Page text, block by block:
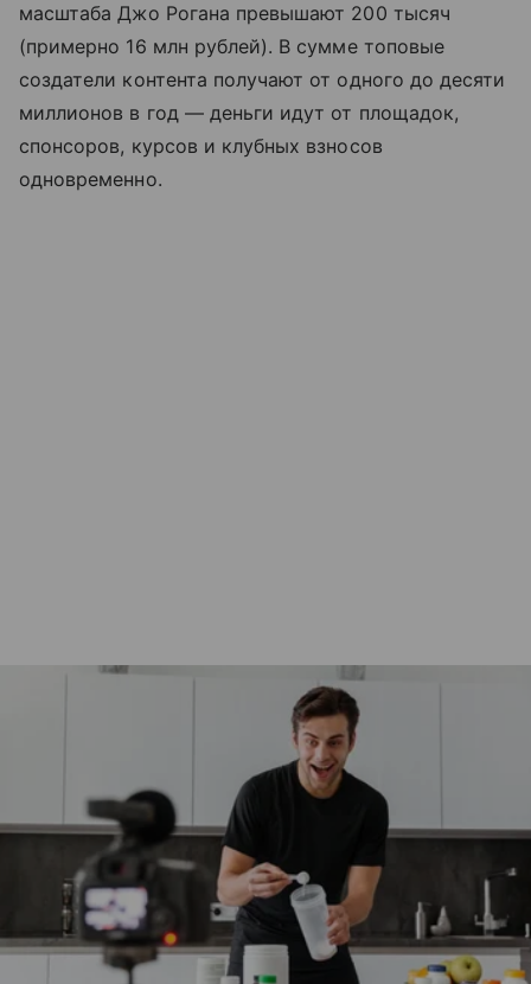
масштаба Джо Рогана превышают 200 тысяч
(примерно 16 млн рублей). В сумме топовые
создатели контента получают от одного до десяти
миллионов в год — деньги идут от площадок,
спонсоров, курсов и клубных взносов
одновременно.